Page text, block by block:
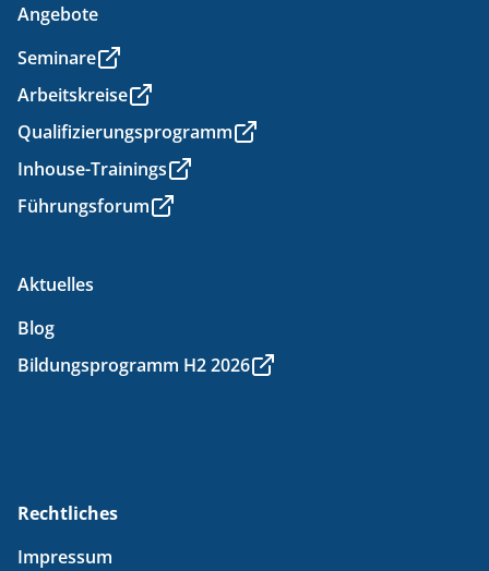
Angebote
Seminare
Arbeitskreise
Qualifizierungsprogramm
Inhouse-Trainings
Führungsforum
Aktuelles
Blog
Bildungsprogramm H2 2026
Rechtliches
Impressum